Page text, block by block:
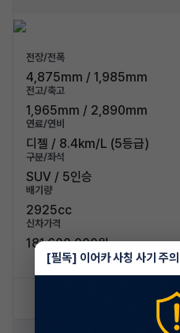
전장/전폭
4,875mm / 1,985mm
전고/축고
1,965mm / 2,890mm
연료/연비
디젤 / 8.4km/L (5등급)
구분/좌석
SUV / 5인승
배기량
2925cc
신차가격
181,600,000원
[필독] 이어카 사칭 사기 주의